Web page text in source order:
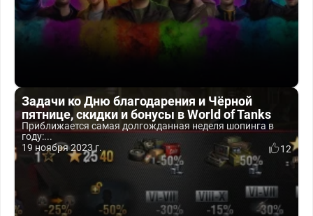
Задачи ко Дню благодарения и Чёрной
пятнице, скидки и бонусы в World of Tanks
Приближается самая долгожданная неделя шопинга в
году:...
19 ноября 2023 г.
12